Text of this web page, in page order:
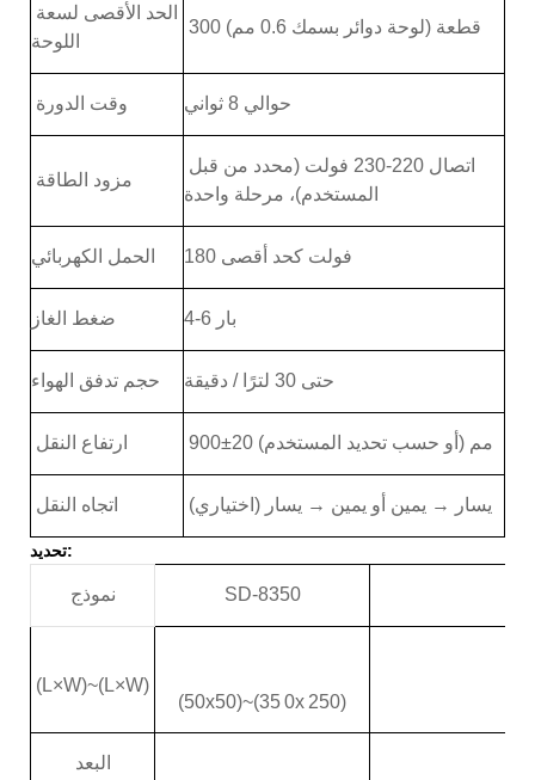
الحد الأقصى لسعة
اللوحة
300 قطعة (لوحة دوائر بسمك 0.6 مم)
وقت الدورة حوالي 8 ثواني
مزود الطاقة
اتصال 220-230 فولت (محدد من قبل
المستخدم)، مرحلة واحدة
الحمل الكهربائي 180 فولت كحد أقصى
ضغط الغاز 4-6 بار
حجم تدفق الهواء حتى 30 لترًا / دقيقة
ارتفاع النقل 900±20 مم (أو حسب تحديد المستخدم)
اتجاه النقل يسار → يمين أو يمين → يسار (اختياري)
تحديد:
نموذج SD-8350
(L×W)~(L×W)
(50x50)~(350x 250)
البعد